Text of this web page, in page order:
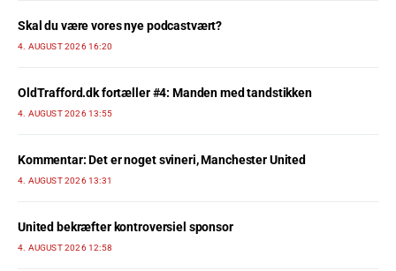
Skal du være vores nye podcastvært?
4. AUGUST 2026 16:20
OldTrafford.dk fortæller #4: Manden med tandstikken
4. AUGUST 2026 13:55
Kommentar: Det er noget svineri, Manchester United
4. AUGUST 2026 13:31
United bekræfter kontroversiel sponsor
4. AUGUST 2026 12:58